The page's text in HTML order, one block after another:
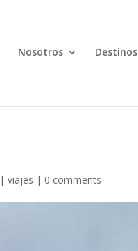
Nosotros Destinos
|viajes | 0 comments